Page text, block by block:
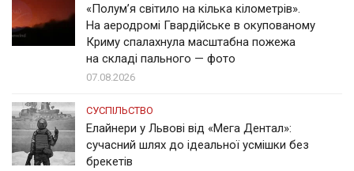
«Полум’я світило на кілька кілометрів».
На аеродромі Гвардійське в окупованому
Криму спалахнула масштабна пожежа
на складі пального — фото
07.08.2026
СУСПІЛЬСТВО
Елайнери у Львові від «Мега Дентал»:
сучасний шлях до ідеальної усмішки без
брекетів